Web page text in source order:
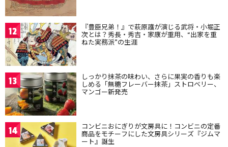
12 『豊臣兄弟！』で萩原護が演じる武将・小堀正
次とは？秀長・秀吉・家康が重用、“出家を重
ねた実務派”の生涯
13 しっかり抹茶の味わい、さらに果実の香りも楽
しめる「無糖フレーバー抹茶」ストロベリー、
マンゴー新発売
14 コンビニおにぎりが文房具に！コンビニの定番
商品をモチーフにした文房具シリーズ『ジムマ
ート』誕生